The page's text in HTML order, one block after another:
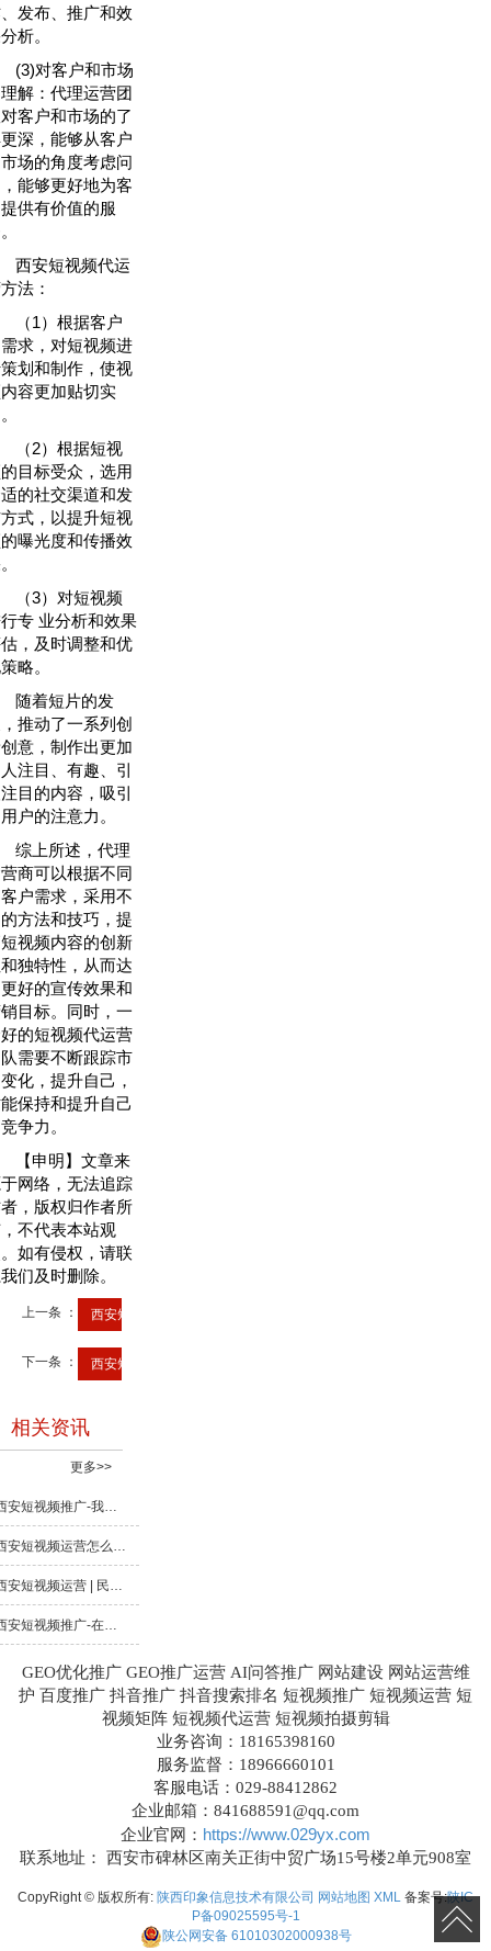
发布、推广和效
析。
(3)对客户和市场
解：代理运营团
客户和市场的了
深，能够从客户
场的角度考虑问
能够更好地为客
供有价值的服
西安短视频代运
法：
（1）根据客户
求，对短视频进
划和制作，使视
容更加贴切实
（2）根据短视
目标受众，选用
的社交渠道和发
式，以提升短视
曝光度和传播效
（3）对短视频
专 业分析和效果
，及时调整和优
略。
随着短片的发
推动了一系列创
意，制作出更加
注目、有趣、引
目的内容，吸引
户的注意力。
综上所述，代理
商可以根据不同
户需求，采用不
方法和技巧，提
视频内容的创新
独特性，从而达
好的宣传效果和
目标。同时，一
的短视频代运营
需要不断跟踪市
化，提升自己，
保持和提升自己
争力。
【申明】文章来
网络，无法追踪
，版权归作者所
不代表本站观
如有侵权，请联
们及时删除。
上一条 ： 西安短视频推广|西安短视...
下一条 ： 西安短视频运营怎么做能让...
相关资讯
更多>>
西安短视频推广-我想了解如何根据数据分析优化短视频内容策略
西安短视频运营怎么做能让效果变得更好？
西安短视频运营 | 民宿露营地短视频运营核心目标
西安短视频推广-在短视频推广中，如何制定有效的内容策略
GEO优化推广 GEO推广运营 AI问答推广 网站建设 网站运营维
护 百度推广 抖音推广 抖音搜索排名 短视频推广 短视频运营 短
视频矩阵 短视频代运营 短视频拍摄剪辑
业务咨询：18165398160
服务监督：18966660101
客服电话：029-88412862
企业邮箱：841688591@qq.com
企业官网： https://www.029yx.com
联系地址： 西安市碑林区南关正街中贸广场15号楼2单元908室
CopyRight © 版权所有: 陕西印象信息技术有限公司 网站地图 XML 备案号:陕IC
P备09025595号-1
陕公网安备61010302000938号